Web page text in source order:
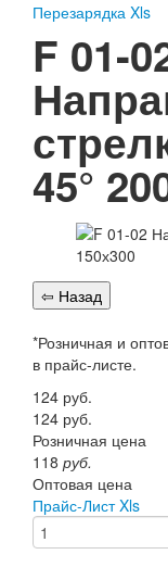
Перезарядка
Доставка
Оплата
Гарантии
О нас
Статьи
Публичная
Сертификаты
Вопрос-Ответ
Контакты
Пожарное
Доставка
Оплата
Гарантии
Статьи
Перезарядка Xls
F 01-
45°
*Розничная и
в прайс-листе.
124 руб.
124 руб.
Розничная цена
118 руб.
Оптовая цена
Прайс-Лист Xls